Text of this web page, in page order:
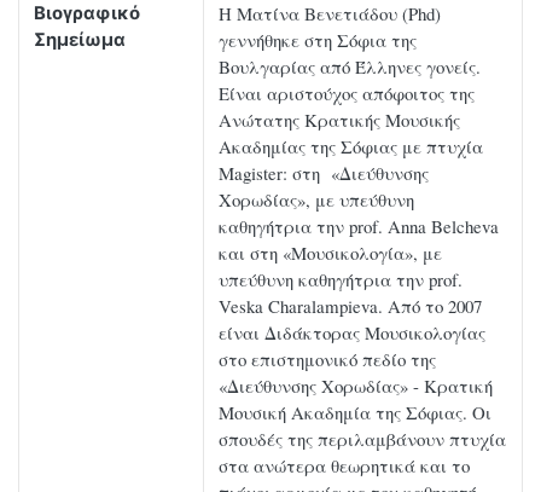
Βιογραφικό
Σημείωμα
Η Ματίνα Βενετιάδου (Phd)
γεννήθηκε στη Σόφια της
Βουλγαρίας από Έλληνες γονείς.
Είναι αριστούχος απόφοιτος της
Ανώτατης Κρατικής Μουσικής
Ακαδημίας της Σόφιας με πτυχία
Magister: στη «Διεύθυνσης
Χορωδίας», με υπεύθυνη
καθηγήτρια την prof. Anna Belcheva
και στη «Μουσικολογία», με
υπεύθυνη καθηγήτρια την prof.
Veska Charalampieva. Από το 2007
είναι Διδάκτορας Μουσικολογίας
στο επιστημονικό πεδίο της
«Διεύθυνσης Χορωδίας» - Κρατική
Μουσική Ακαδημία της Σόφιας. Οι
σπουδές της περιλαμβάνουν πτυχία
στα ανώτερα θεωρητικά και το